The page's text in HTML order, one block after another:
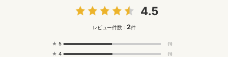
4.5
レビュー件数： 2件
★ 5 (1)
★ 4 (1)